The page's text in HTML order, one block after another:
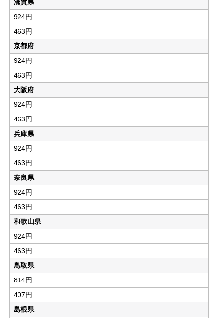
滋賀県
924円
463円
京都府
924円
463円
大阪府
924円
463円
兵庫県
924円
463円
奈良県
924円
463円
和歌山県
924円
463円
鳥取県
814円
407円
島根県